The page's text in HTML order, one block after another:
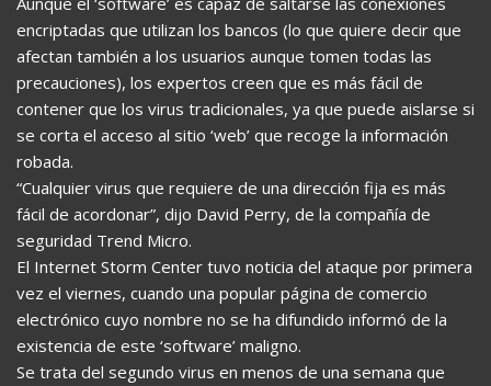
encriptadas que utilizan los bancos (lo que quiere decir que
afectan también a los usuarios aunque tomen todas las
precauciones), los expertos creen que es más fácil de
contener que los virus tradicionales, ya que puede aislarse si
se corta el acceso al sitio ‘web’ que recoge la información
robada.
“Cualquier virus que requiere de una dirección fija es más
fácil de acordonar”, dijo David Perry, de la compañía de
seguridad Trend Micro.
El Internet Storm Center tuvo noticia del ataque por primera
vez el viernes, cuando una popular página de comercio
electrónico cuyo nombre no se ha difundido informó de la
existencia de este ‘software’ maligno.
Se trata del segundo virus en menos de una semana que